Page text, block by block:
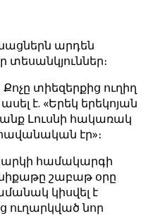
արդեն
տեսանկյուններ։
տիեզերքից ուղիղ
է. «Երեկ երեկոյան
Լուսնի հակառակ
էր»։
համակարգի
շաբաթ օրը
կիսվել է
ուղարկված նոր